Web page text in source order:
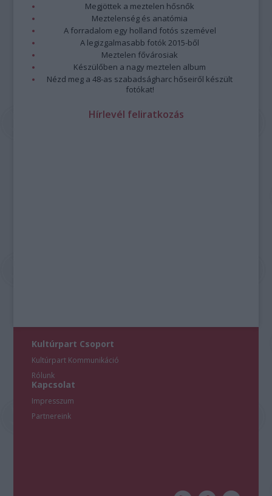
Megjöttek a meztelen hősnők
Meztelenség és anatómia
A forradalom egy holland fotós szemével
A legizgalmasabb fotók 2015-ből
Meztelen fővárosiak
Készülőben a nagy meztelen album
Nézd meg a 48-as szabadságharc hőseiről készült
fotókat!
Hírlevél feliratkozás
Kultúrpart Csoport
Kultúrpart Kommunikáció
Rólunk
Kapcsolat
Impresszum
Partnereink